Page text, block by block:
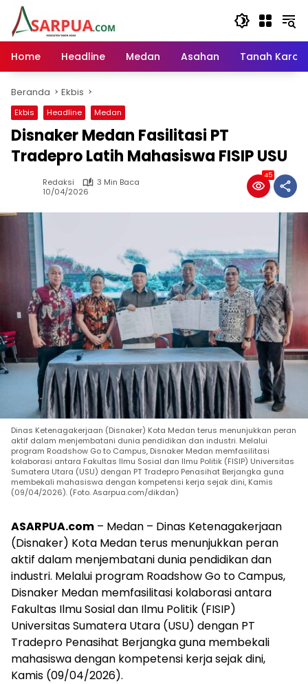
Langsung
konten
Home
Headline Medan Asahan Tanah Karo
Beranda Ekbis
Ekbis Headline Medan
Disnaker Medan Fasilitasi PT
Tradepro Latih Mahasiswa FISIP USU
Redaksi
3 Min Baca
10/04/2026
45
Dinas Ketenagakerjaan (Disnaker) Kota Medan terus menunjukkan peran
aktif dalam menjembatani dunia pendidikan dan industri. Melalui
program Roadshow Go to Campus, Disnaker Medan memfasilitasi
kolaborasi antara Fakultas Ilmu Sosial dan Ilmu Politik (FISIP) Universitas
Sumatera Utara (USU) dengan PT Tradepro Penasihat Berjangka guna
membekali mahasiswa dengan kompetensi kerja sejak dini, Kamis
(09/04/2026). (Foto. Asarpua.com/dikdan)
ASARPUA.com – Medan – Dinas Ketenagakerjaan
(Disnaker) Kota Medan terus menunjukkan peran
aktif dalam menjembatani dunia pendidikan dan
industri. Melalui program Roadshow Go to Campus,
Disnaker Medan memfasilitasi kolaborasi antara
Fakultas Ilmu Sosial dan Ilmu Politik (FISIP)
Universitas Sumatera Utara (USU) dengan PT
Tradepro Penasihat Berjangka guna membekali
mahasiswa dengan kompetensi kerja sejak dini,
Kamis (09/04/2026).